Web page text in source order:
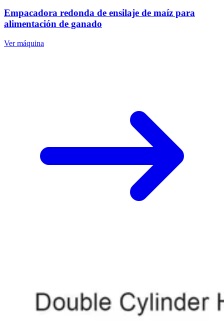
Empacadora redonda de ensilaje de maíz para
alimentación de ganado
Ver máquina